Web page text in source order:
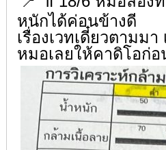
หนักได้ค่อนข้างดี
เรื่องเวทเดี๋ยวตามม
หมอเลยให้คาดิโอก่อ